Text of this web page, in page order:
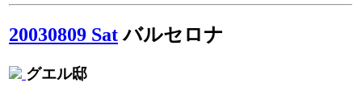
20030809 Sat バルセロナ
グエル邸